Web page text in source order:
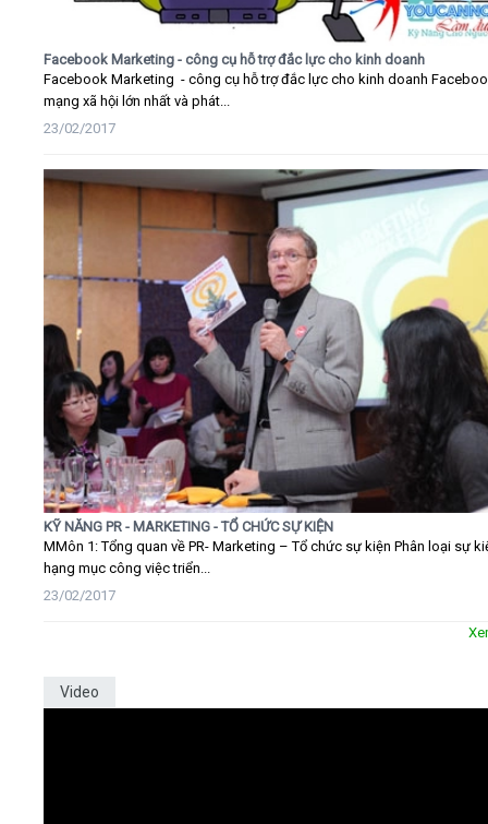
Facebook Marketing - công cụ hỗ trợ đắc lực cho kinh doanh
Facebook Marketing - công cụ hỗ trợ đắc lực cho kinh doanh
mạng xã hội lớn nhất và phát...
23/02/2017
KỸ NĂNG PR - MARKETING - TỔ CHỨC SỰ KIỆN
MMôn 1: Tổng quan về PR- Marketing – Tổ chức sự kiện Phân loại sự
hạng mục công việc triển...
23/02/2017
Video